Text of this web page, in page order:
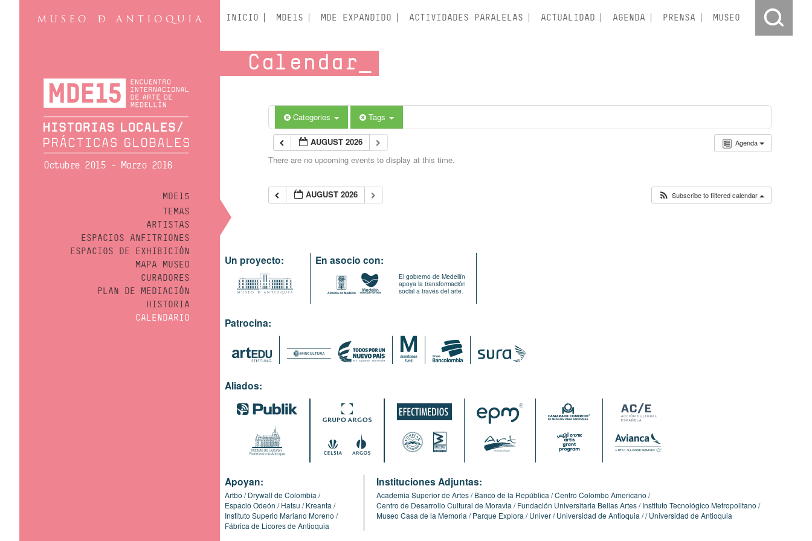
Octubre 2015 - Marzo 2016
MDE15
TEMAS
ARTISTAS
ESPACIOS ANFITRIONES
ESPACIOS DE EXHIBICIÓN
MAPA MUSEO
CURADORES
PLAN DE MEDIACIÓN
HISTORIA
CALENDARIO
INICIO MDE15 MDE EXPANDIDO ACTIVIDADES PARALELAS ACTUALIDAD AGENDA PRENSA MUSEO
Calendar
Categories Tags
Agenda
AUGUST 2026
There are no upcoming events to display at this time.
AUGUST 2026 Subscribe to filtered calendar
Un proyecto: En asocio con:
El gobierno de Medellín
apoya la transformación
social a través del arte.
Patrocina:
Aliados:
Apoyan:
Artbo
Drywall de Colombia
Espacio Odeón
Hatsu
Kreanta
Instituto Superio Mariano Moreno
Fábrica de Licores de Antioquia
Instituciones Adjuntas:
Academia Superior de Artes Banco de la República Centro Colombo Americano
Centro de Desarrollo Cultural de Moravia
Fundación Universitaria Bellas Artes Instituto Tecnológico Metropolitano
Museo Casa de la Memoria
Parque Explora Univer Universidad de Antioquia Universidad de Antioquia